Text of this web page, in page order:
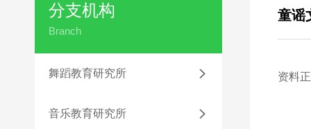
分支机构
Branch
舞蹈教育研究所 
音乐教育研究所 
童谣
资料